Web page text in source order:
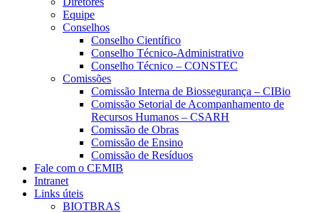
Equipe
Conselhos
Conselho Científico
Conselho Técnico-Administrativo
Conselho Técnico – CONSTEC
Comissões
Comissão Interna de Biossegurança – CIBio
Comissão Setorial de Acompanhamento de
Recursos Humanos – CSARH
Comissão de Obras
Comissão de Ensino
Comissão de Resíduos
Fale com o CEMIB
Intranet
Links úteis
BIOTBRAS